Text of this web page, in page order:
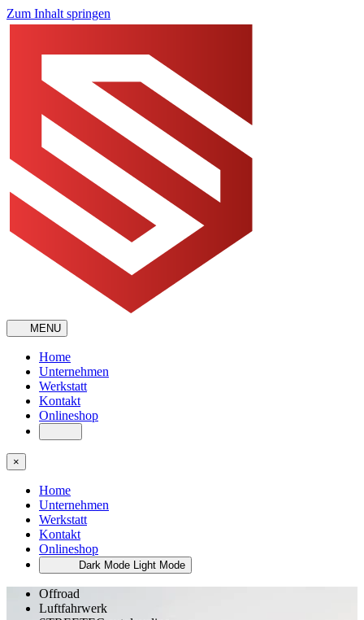
Zum Inhalt springen
MENU
Home
Unternehmen
Werkstatt
Kontakt
Onlineshop
×
Home
Unternehmen
Werkstatt
Kontakt
Onlineshop
Dark Mode Light Mode
Offroad
Luftfahrwerk